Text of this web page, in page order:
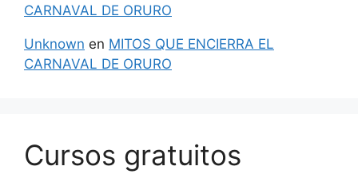
CARNAVAL DE ORURO
Unknown en MITOS QUE ENCIERRA EL
CARNAVAL DE ORURO
Cursos gratuitos